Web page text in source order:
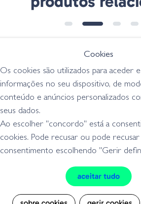
€ 10.15
Gary Yamamoto
Shad Shape
Swimmer - 992
Rainbow Shad
swimbaits
condições de venda
livro
privacidade
Cookies
Os cookies são utilizados para aceder
informações no seu dispositivo, de
conteúdo e anúncios personalizados
seus dados.
Ao escolher "concordo" está a
cookies. Pode recusar ou pode
consentimento escolhendo "Gerir
aceitar tudo